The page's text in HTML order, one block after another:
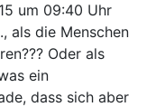
um 09:40 Uhr
als die Menschen
Oder als
ein
dass sich aber